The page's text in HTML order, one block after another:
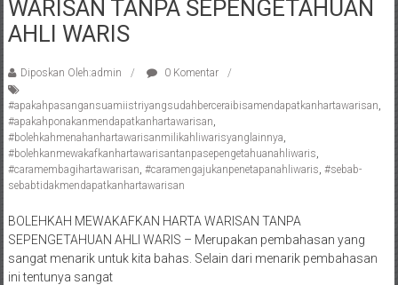
Pengacara
Perceraian/
/
Konsultan
Hukum
/
Konsultan
Hukum
Mediator/
Mediasi/
Yogyakarta/Bantul/Sleman/Gunung
WARISAN TANPA SEPENGETAHUAN
AHLI WARIS
Diposkan Oleh:admin 0 Komentar
#apakahpasangansuamiistriyangsudahberceraibisamendapatkanhartawarisan,
#apakahponakanmendapatkanhartawarisan,
#bolehkahmenahanhartawarisanmilikahliwarisyanglainnya,
#bolehkanmewakafkanhartawarisantanpasepengetahuanahliwaris,
#caramembagihartawarisan, #caramengajukanpenetapanahliwaris, #sebab-
sebabtidakmendapatkanhartawarisan
BOLEHKAH MEWAKAFKAN HARTA WARISAN TANPA
SEPENGETAHUAN AHLI WARIS – Merupakan pembahasan yang
sangat menarik untuk kita bahas. Selain dari menarik pembahasan
ini tentunya sangat